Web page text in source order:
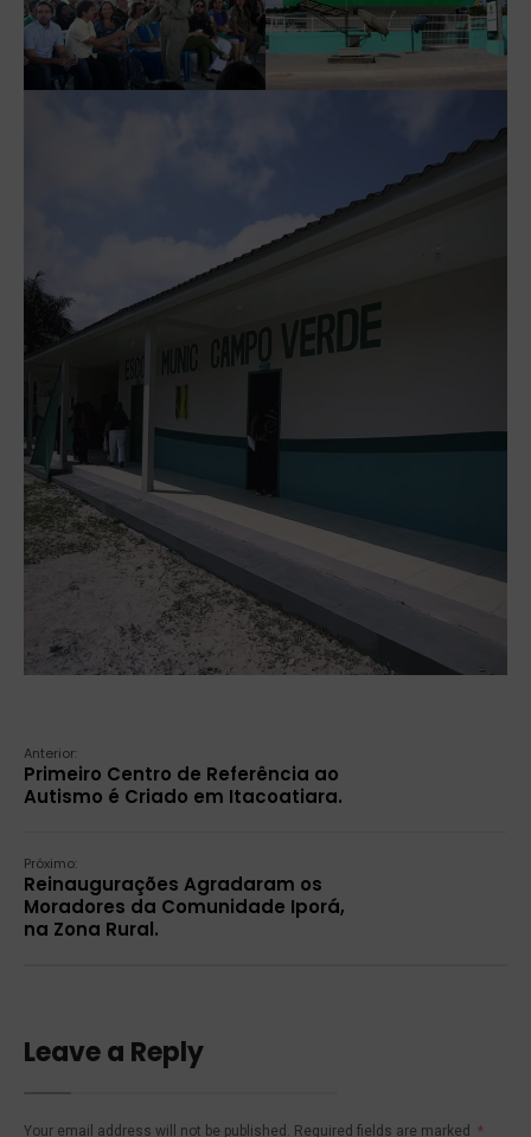
Anterior:
Primeiro Centro de Referência ao
Autismo é Criado em Itacoatiara.
Próximo:
Reinaugurações Agradaram os
Moradores da Comunidade Iporá,
na Zona Rural.
Leave a Reply
Your email address will not be published. Required fields are marked *